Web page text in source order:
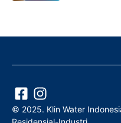
© 2025. Klin Water